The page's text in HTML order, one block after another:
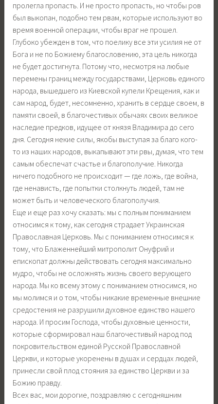
пролегла пропасть. И не просто пропасть, но чтобы ров
был выкопан, подобно тем рвам, которые используют во
время военной операции, чтобы враг не прошел.
Глубоко убежден в том, что поелику все эти усилия не от
Бога и не по Божиему благословению, эта цель никогда
не будет достигнута. Потому что, несмотря на любые
перемены границ между государствами, Церковь единого
народа, вышедшего из Киевской купели Крещения, как и
сам народ, будет, несомненно, хранить в сердце своем, в
памяти своей, в благочестивых обычаях своих великое
наследие предков, идущее от князя Владимира до сего
дня. Сегодня некие силы, якобы выступая за благо кого-
то из наших народов, выкапывают эти рвы, думая, что тем
самым обеспечат счастье и благополучие. Никогда
ничего подобного не происходит — где ложь, где война,
где ненависть, где попытки столкнуть людей, там не
может быть и человеческого благополучия.
Еще и еще раз хочу сказать: мы с полным пониманием
относимся к тому, как сегодня страдает Украинская
Православная Церковь. Мы с пониманием относимся к
тому, что Блаженнейший митрополит Онуфрий и
епископат должны действовать сегодня максимально
мудро, чтобы не осложнять жизнь своего верующего
народа. Мы ко всему этому с пониманием относимся, но
мы молимся и о том, чтобы никакие временные внешние
средостения не разрушили духовное единство нашего
народа. И просим Господа, чтобы духовные ценности,
которые сформировал наш благочестивый народ под
покровительством единой Русской Православной
Церкви, и которые укоренены в душах и сердцах людей,
принесли свой плод стояния за единство Церкви и за
Божию правду.
Всех вас, мои дорогие, поздравляю с сегодняшним